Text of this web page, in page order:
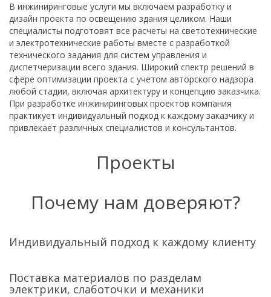
В инжиниринговые услуги мы включаем разработку и
дизайн проекта по освещению здания целиком. Наши
специалисты подготовят все расчеты на светотехнические
и электротехнические работы вместе с разработкой
технического задания для систем управления и
диспетчеризации всего здания. Широкий спектр решений в
сфере оптимизации проекта с учетом авторского надзора
любой стадии, включая архитектуру и концепцию заказчика.
При разработке инжиниринговых проектов компания
практикует индивидуальный подход к каждому заказчику и
привлекает различных специалистов и консультантов.
Проекты
Почему нам доверяют?
Индивидуальный подход к каждому клиенту
Поставка материалов по разделам
электрики, слаботочки и механики